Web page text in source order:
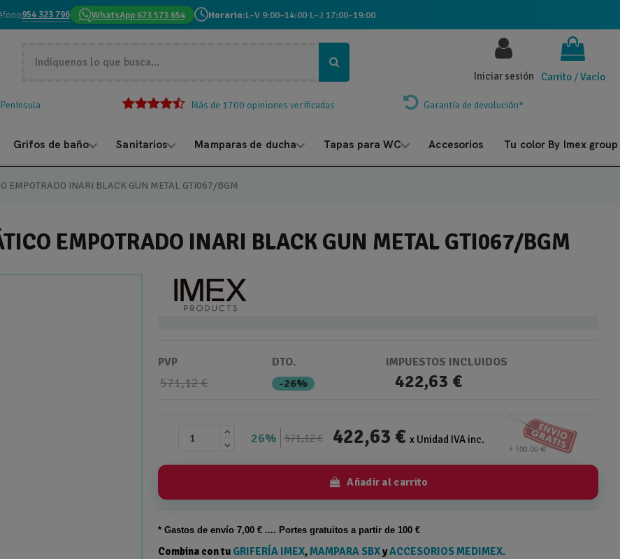
954 323 796 WhatsApp 673 573 654 Horario:L–V 9:00–14:00·L–J 17:00–19:00
Carrito /Vacío
Iniciar sesión
Más de 1700 opiniones verificadas Garantía de devolución*
Grifos de baño Sanitarios Mamparas de ducha Tapas para WC Accesorios Tu color By Imex group
EMPOTRADO INARI BLACK GUN METAL GTI067/BGM
EMPOTRADO INARI BLACK GUN METAL GTI067/BGM
PVP
571,12 €
DTO.
-26%
IMPUESTOS INCLUIDOS
422,63 €
26% 571,12 € 422,63 € x Unidad IVA inc.
Añadir al carrito
* Gastos deenvío 7,00 € .... Portes gratuitos a partir de 100 €
Combina con tu GRIFERÍA IMEX,MAMPARA SBXyACCESORIOS MEDIMEX.